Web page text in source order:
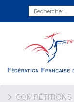
COMPÉTITIONS